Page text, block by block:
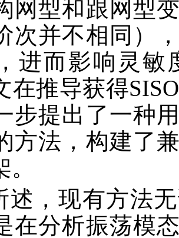
网型和跟网型
次并不相同）
进而影响灵敏
在推导获得
步提出了一种
方法，构建了
述，现有方法
在分析振荡模